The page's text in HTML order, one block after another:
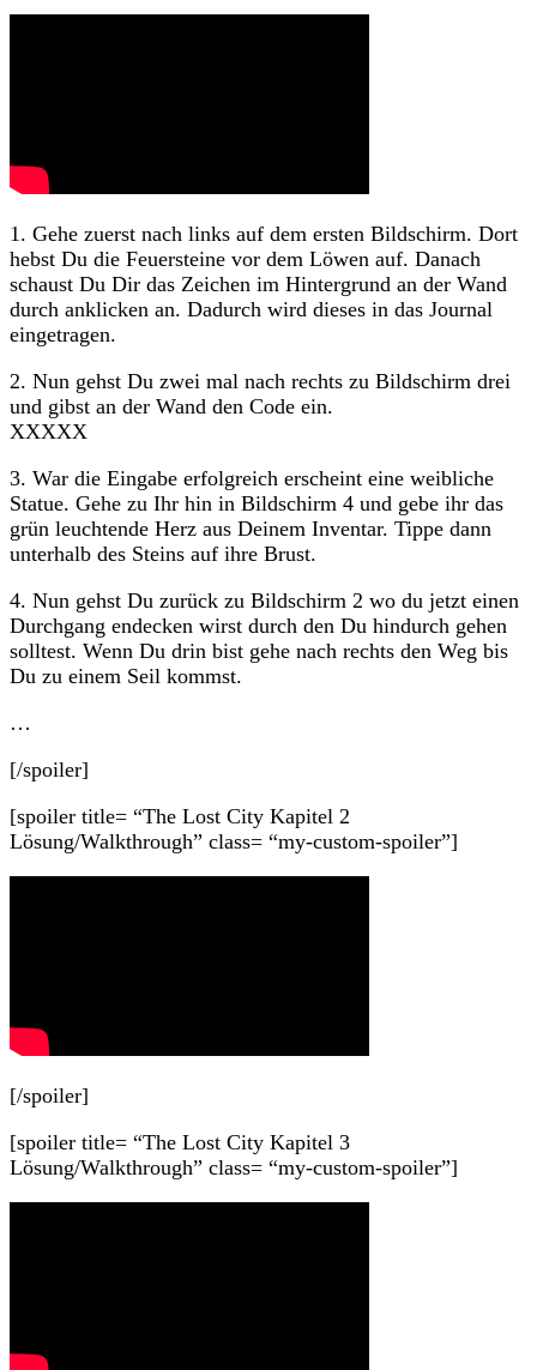
1. Gehe zuerst nach links auf dem ersten Bildschirm. Dort
hebst Du die Feuersteine vor dem Löwen auf. Danach
schaust Du Dir das Zeichen im Hintergrund an der Wand
durch anklicken an. Dadurch wird dieses in das Journal
eingetragen.
2. Nun gehst Du zwei mal nach rechts zu Bildschirm drei
und gibst an der Wand den Code ein.
XXXXX
3. War die Eingabe erfolgreich erscheint eine weibliche
Statue. Gehe zu Ihr hin in Bildschirm 4 und gebe ihr das
grün leuchtende Herz aus Deinem Inventar. Tippe dann
unterhalb des Steins auf ihre Brust.
4. Nun gehst Du zurück zu Bildschirm 2 wo du jetzt einen
Durchgang endecken wirst durch den Du hindurch gehen
solltest. Wenn Du drin bist gehe nach rechts den Weg bis
Du zu einem Seil kommst.
…
[/spoiler]
[spoiler title= “The Lost City Kapitel 2
Lösung/Walkthrough” class= “my-custom-spoiler”]
[/spoiler]
[spoiler title= “The Lost City Kapitel 3
Lösung/Walkthrough” class= “my-custom-spoiler”]